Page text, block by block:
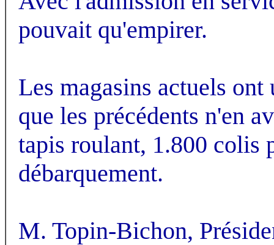
pouvait qu'empirer.
Les magasins actuels
que les précédents n'en
tapis roulant, 1.800 colis
débarquement.
M. Topin-Bichon,